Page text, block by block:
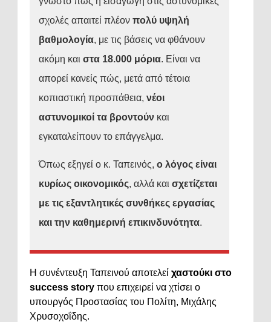
σχολές απαιτεί πλέον πολύ υψηλή
βαθμολογία, με τις βάσεις να φθάνουν
ακόμη και στα 18.000 μόρια. Είναι να
απορεί κανείς πώς, μετά από τέτοια
κοπιαστική προσπάθεια, νέοι
αστυνομικοί τα βροντούν και
εγκαταλείπουν το επάγγελμα.
Όπως εξηγεί ο κ. Ταπεινός, ο λόγος είναι
κυρίως οικονομικός, αλλά και σχετίζεται
με τις εξαντλητικές συνθήκες εργασίας
και την καθημερινή επικινδυνότητα.
Η συνέντευξη Ταπεινού αποτελεί χαστούκι στο
success story που επιχειρεί να χτίσει ο
υπουργός Προστασίας του Πολίτη, Μιχάλης
Χρυσοχοΐδης.